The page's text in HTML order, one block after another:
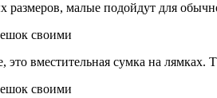
малые подойдут для
вместительная сумка на